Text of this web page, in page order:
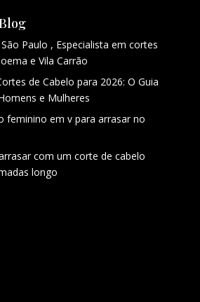
Paulo , Especialista em cortes
e Vila Carrão
de Cabelo para 2026: O Guia
e Mulheres
feminino em v para arrasar no
com um corte de cabelo
longo